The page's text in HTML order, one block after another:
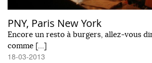
PNY, Paris New York
Encore un resto à burgers, allez-vous
comme […]
18-03-2013